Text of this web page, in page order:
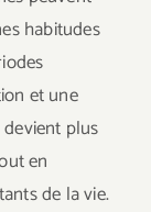
habitudes
et une
plus
en
de la vie.